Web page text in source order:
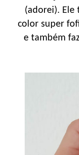
(adorei). Ele
color super
e também